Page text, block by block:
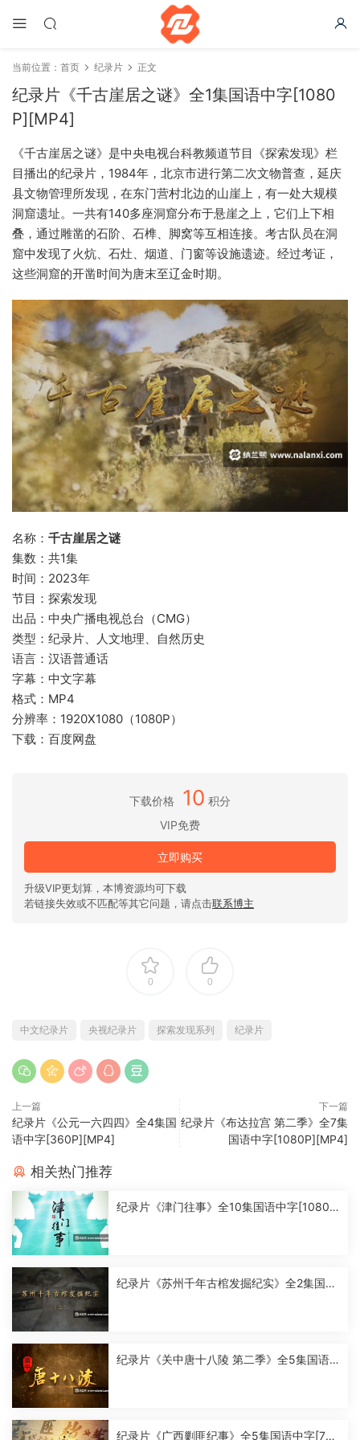
当前位置： 首页 纪录片 正文
纪录片《千古崖居之谜》全1集国语中字[1080
P][MP4]
《千古崖居之谜》是中央电视台科教频道节目《探索发现》栏
目播出的纪录片，1984年，北京市进行第二次文物普查，延庆
县文物管理所发现，在东门营村北边的山崖上，有一处大规模
洞窟遗址。一共有140多座洞窟分布于悬崖之上，它们上下相
叠，通过雕凿的石阶、石榫、脚窝等互相连接。考古队员在洞
窟中发现了火炕、石灶、烟道、门窗等设施遗迹。经过考证，
这些洞窟的开凿时间为唐末至辽金时期。
名称： 千古崖居之谜
集数：共1集
时间：2023年
节目：探索发现
出品：中央广播电视总台（CMG）
类型：纪录片、人文地理、自然历史
语言：汉语普通话
字幕：中文字幕
格式：MP4
分辨率：1920X1080（1080P）
下载：百度网盘
下载价格 10 积分
VIP免费
立即购买
升级VIP更划算，本博资源均可下载
若链接失效或不匹配等其它问题，请点击联系博主
0 0
中文纪录片 央视纪录片 探索发现系列 纪录片
上一篇
纪录片《公元一六四四》全4集国
语中字[360P][MP4]
下一篇
纪录片《布达拉宫 第二季》全7集
国语中字[1080P][MP4]
相关热门推荐
纪录片《津门往事》全10集国语中字[1080
纪录片《苏州千年古棺发掘纪实》全2集国语
纪录片《关中唐十八陵 第二季》全5集国语
纪录片《广西剿匪纪事》全5集国语中字[720